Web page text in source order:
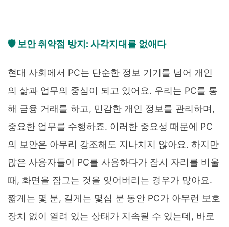
🛡️ 보안 취약점 방지: 사각지대를 없애다
현대 사회에서 PC는 단순한 정보 기기를 넘어 개인
의 삶과 업무의 중심이 되고 있어요. 우리는 PC를 통
해 금융 거래를 하고, 민감한 개인 정보를 관리하며,
중요한 업무를 수행하죠. 이러한 중요성 때문에 PC
의 보안은 아무리 강조해도 지나치지 않아요. 하지만
많은 사용자들이 PC를 사용하다가 잠시 자리를 비울
때, 화면을 잠그는 것을 잊어버리는 경우가 많아요.
짧게는 몇 분, 길게는 몇십 분 동안 PC가 아무런 보호
장치 없이 열려 있는 상태가 지속될 수 있는데, 바로